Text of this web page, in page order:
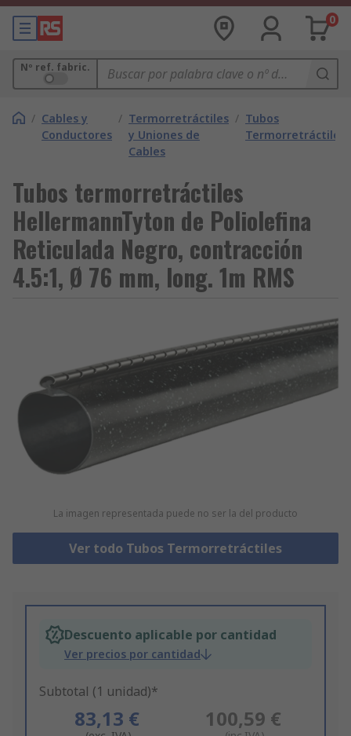
0
Nº ref. fabric.
/ Cables y
Conductores
/ Termorretráctiles
y Uniones de
Cables
/ Tubos
Termorretráctiles
Tubos termorretráctiles
HellermannTyton de Poliolefina
Reticulada Negro, contracción
4.5:1, Ø 76 mm, long. 1m RMS
La imagen representada puede no ser la del producto
Ver todo Tubos Termorretráctiles
Descuento aplicable por cantidad
Ver precios por cantidad
Subtotal (1 unidad)*
83,13 € 100,59 €